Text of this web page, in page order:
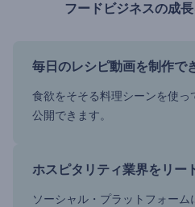
フードビジネスの成
毎日のレシピ動画を制作で
食欲をそそる料理シーンを使
公開できます。
ホスピタリティ業界をリー
ソーシャル・プラットフォー